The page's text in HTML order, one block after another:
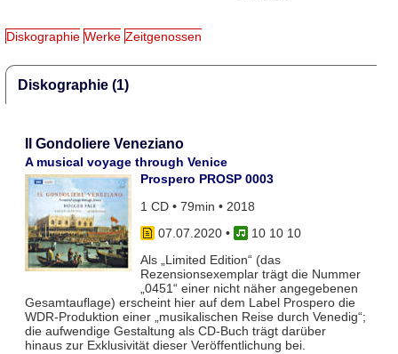
Diskographie Werke Zeitgenossen
Diskographie (1)
Il Gondoliere Veneziano
A musical voyage through Venice
Prospero PROSP 0003
1 CD • 79min • 2018
07.07.2020•
10 10 10
Als „Limited Edition“ (das
Rezensionsexemplar trägt die Nummer
„0451“ einer nicht näher angegebenen
Gesamtauflage) erscheint hier auf dem Label Prospero die
WDR-Produktion einer „musikalischen Reise durch Venedig“;
die aufwendige Gestaltung als CD-Buch trägt darüber
hinaus zur Exklusivität dieser Veröffentlichung bei.